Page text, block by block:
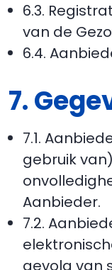
6.3.
van de
6.4.
7.
7.1.
gebruik
Aanbieder.
7.2.
gevolg van